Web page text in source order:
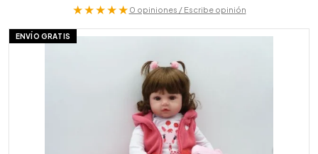
★★★★★ 0 opiniones / Escribe opinión
ENVÍO GRATIS